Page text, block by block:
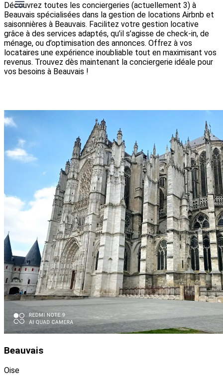
Découvrez toutes les conciergeries (actuellement 3) à
Beauvais spécialisées dans la gestion de locations Airbnb et
saisonnières à Beauvais. Facilitez votre gestion locative
grâce à des services adaptés, qu’il s’agisse de check-in, de
ménage, ou d’optimisation des annonces. Offrez à vos
locataires une expérience inoubliable tout en maximisant vos
revenus. Trouvez dès maintenant la conciergerie idéale pour
vos besoins à Beauvais !
Beauvais
Oise